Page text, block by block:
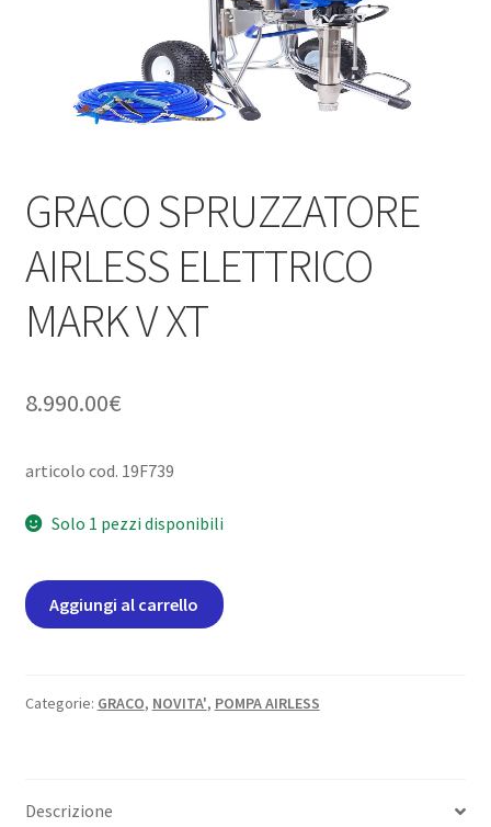
GRACO SPRUZZATORE
AIRLESS ELETTRICO
MARK V XT
8.990.00€
articolo cod. 19F739
Solo 1 pezzi disponibili
Aggiungi al carrello
Categorie: GRACO, NOVITA', POMPA AIRLESS
Descrizione